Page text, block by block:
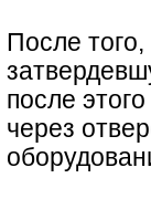
После
после
через